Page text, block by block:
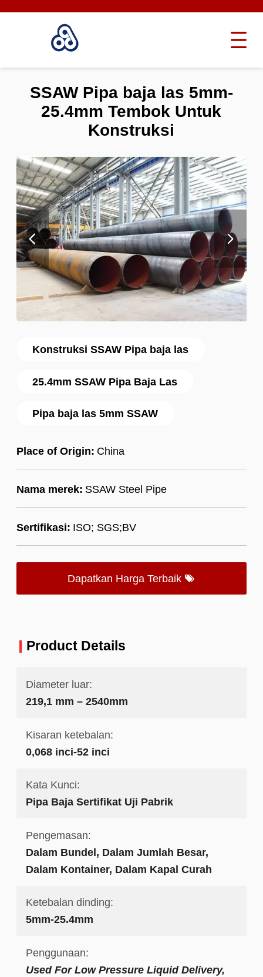
Konstruksi SSAW Pipa baja las
25.4mm SSAW Pipa Baja Las
Pipa baja las 5mm SSAW
Place of Origin: China
Nama merek: SSAW Steel Pipe
Sertifikasi: ISO; SGS;BV
Dapatkan Harga Terbaik
SSAW Pipa baja las 5mm-
25.4mm Tembok Untuk
Konstruksi
Product Details
Diameter luar:
219,1 mm – 2540mm
Kisaran ketebalan:
0,068 inci-52 inci
Kata Kunci:
Pipa Baja Sertifikat Uji Pabrik
Pengemasan:
Dalam Bundel, Dalam Jumlah Besar,
Dalam Kontainer, Dalam Kapal Curah
Ketebalan dinding:
5mm-25.4mm
Penggunaan:
Used For Low Pressure Liquid Delivery,